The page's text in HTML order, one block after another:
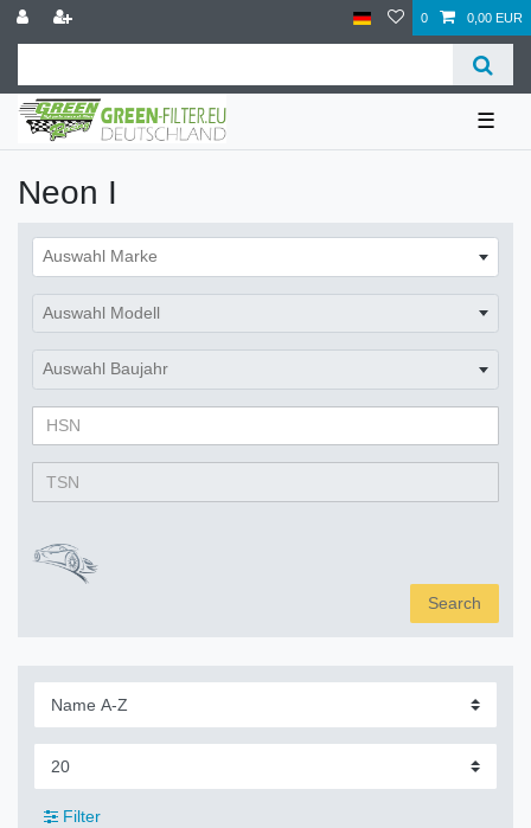
0 0,00 EUR
☰
Neon I
Auswahl Marke
Auswahl Modell
Auswahl Baujahr
Search
Filter